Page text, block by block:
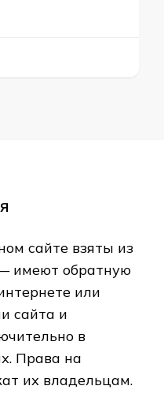
сайте взяты из
имеют обратную
или
сайта и
в
Права на
их владельцам.